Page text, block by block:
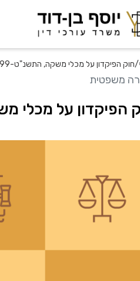
/חוק הפיקדון על מכלי משקה, התשנ"ט-1999
משפטית
הפיקדון על מכלי